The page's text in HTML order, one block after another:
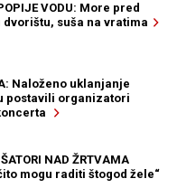
VODU: More pred
dvorištu, suša na vratima
Naloženo uklanjanje
postavili organizatori
NAD ŽRTVAMA
mogu raditi štogod žele“